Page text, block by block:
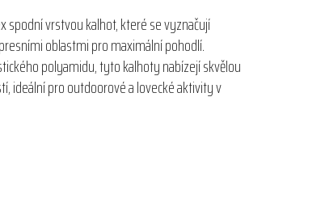
spodní vrstvou kalhot, které se vyznačují
oblastmi pro maximální pohodlí.
polyamidu, tyto kalhoty nabízejí skvělou
ideální pro outdoorové a lovecké aktivity v